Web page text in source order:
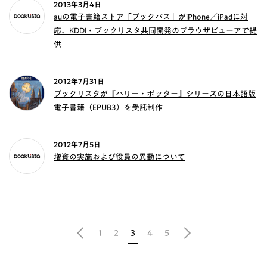
2013年3月4日
auの電子書籍ストア「ブックパス」がiPhone／iPadに対
応、KDDI・ブックリスタ共同開発のブラウザビューアで提
供
2012年7月31日
ブックリスタが『ハリー・ポッター』シリーズの日本語版
電子書籍（EPUB3）を受託制作
2012年7月5日
増資の実施および役員の異動について
1 2 3 4 5